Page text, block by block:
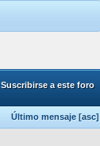
Suscribirse a este foro
Último mensaje [asc]